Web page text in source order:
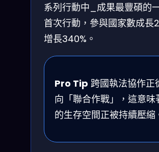
系列行動中_成果最豐碩的
首次行動，參與國家數成長
增長340%。
Pro Tip 跨國執法協作正
向「聯合作戰」，這意
的生存空間正被持續壓縮